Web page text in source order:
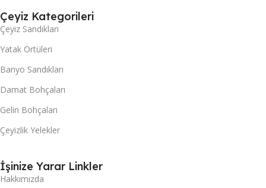
Çeyiz Kategorileri
Çeyiz Sandıkları
Yatak Örtüleri
Banyo Sandıkları
Damat Bohçaları
Gelin Bohçaları
Çeyizlik Yelekler
İşinize Yarar Linkler
Hakkımızda